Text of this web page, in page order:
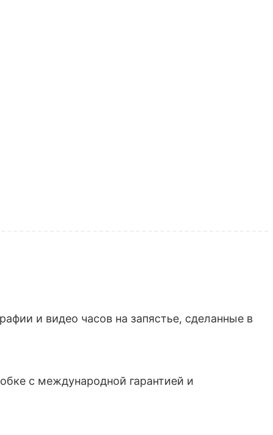
и видео часов на запястье, сделанные в
с международной гарантией и